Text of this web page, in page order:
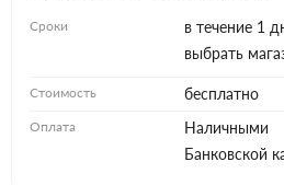
Сроки
в течение 1
выбрать
Стоимость бесплатно
Оплата
Наличными
Банковской